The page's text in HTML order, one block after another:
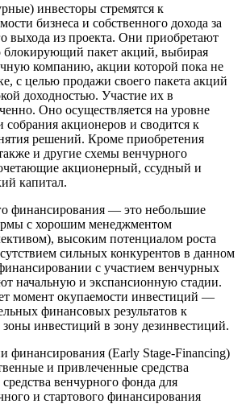
инвесторы стремятся к
бизнеса и собственного дохода за
выхода из проекта. Они приобретают
пакет акций, выбирая
компанию, акции которой пока не
с целью продажи своего пакета акций
доходностью. Участие их в
Оно осуществляется на уровне
собрания акционеров и сводится к
решений. Кроме приобретения
и другие схемы венчурного
акционерный, ссудный и
капитал.
финансирования — это небольшие
с хорошим менеджментом
высоким потенциалом роста
сильных конкурентов в данном
с участием венчурных
начальную и экспансионную стадии.
момент окупаемости инвестиций —
финансовых результатов к
инвестиций в зону дезинвестиций.
финансирования (Early Stage-Financing)
и привлеченные средства
венчурного фонда для
и стартового финансирования